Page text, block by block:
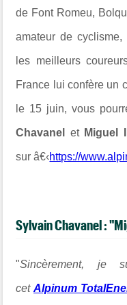
de Font Romeu,
amateur de
les meilleurs
France lui confère un
le 15 juin, vous
Chavanel et Miguel
sur â€‹https://
Sylvain Chavanel :
"Sincèrement, je
cet Alpinum